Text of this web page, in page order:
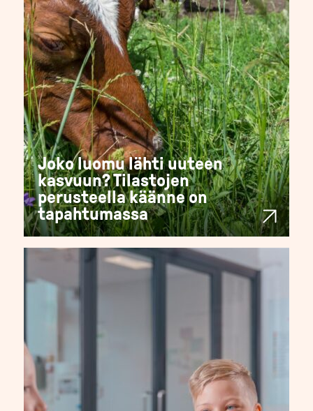
Joko luomu lähti uuteen
kasvuun? Tilastojen
perusteella käänne on
tapahtumassa